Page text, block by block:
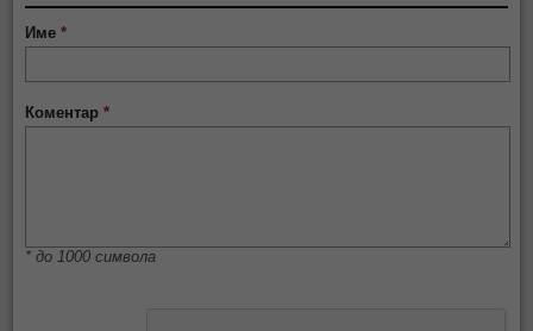
Име*
Коментар*
* до 1000 символа